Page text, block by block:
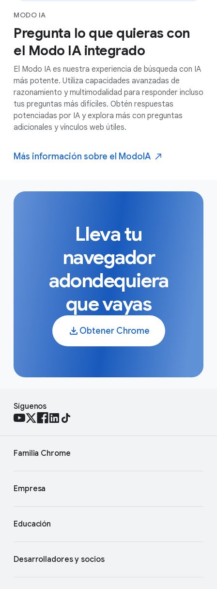
MODO IA
Pregunta lo que quieras con
el Modo IA integrado
El Modo IA es nuestra experiencia de búsqueda con IA
más potente. Utiliza capacidades avanzadas de
razonamiento y multimodalidad para responder incluso
tus preguntas más difíciles. Obtén respuestas
potenciadas por IA y explora más con preguntas
adicionales y vínculos web útiles.
Más información sobre el Modo IA
Lleva tu
navegador
adondequiera
que vayas
Obtener Chrome
Síguenos
Familia Chrome
Empresa
Educación
Desarrolladores y socios